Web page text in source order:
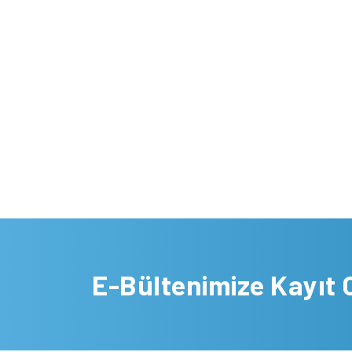
E-Bültenimize Kayıt